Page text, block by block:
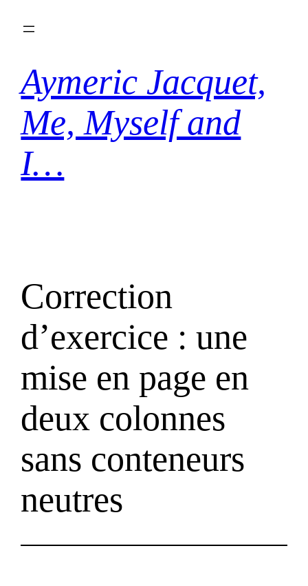
Aymeric Jacquet,
Me, Myself and
I…
Correction
d’exercice : une
mise en page en
deux colonnes
sans conteneurs
neutres